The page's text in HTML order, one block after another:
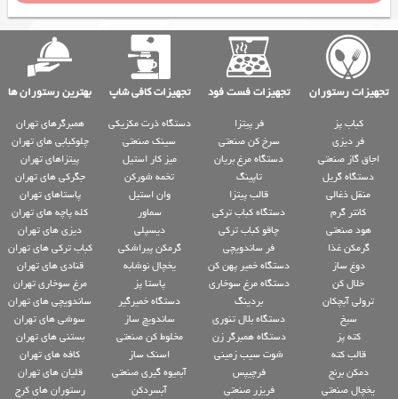
تجهیزات رستوران تجهیزات فست فود تجهیزات کافی شاپ بهترین رستوران ها
کباب پز
فر دیزی
اجاق گاز صنعتی
دستگاه گریل
منقل ذغالی
کانتر گرم
هود صنعتی
گرمکن غذا
دوغ ساز
خلال کن
ترولی آبچکان
سیخ
کته پز
قالب کته
دمکن برنج
یخچال صنعتی
فر پیتزا
سرخ کن صنعتی
دستگاه مرغ بریان
تاپینگ
قالب پیتزا
دستگاه کباب ترکی
چاقو کباب ترکی
فر ساندویچی
دستگاه خمیر پهن کن
دستگاه مرغ سوخاری
بردینگ
دستگاه بلال تنوری
دستگاه همبرگر زن
شوت سیب زمینی
فرچیپس
فریزر صنعتی
دستگاه ذرت مکزیکی
سینک صنعتی
میز کار استیل
تخمه شورکن
وان استیل
سماور
دیسپلی
گرمکن پیراشکی
یخچال نوشابه
پاستا پز
دستگاه خمیرگیر
ساندویچ ساز
مخلوط کن صنعتی
اسنک ساز
آبمیوه گیری صنعتی
آبسردکن
همبرگرهای تهران
چلوکبابی های تهران
پیتزاهای تهران
جگرکی های تهران
پاستاهای تهران
کله پاچه های تهران
دیزی های تهران
کباب ترکی های تهران
قنادی های تهران
مرغ سوخاری تهران
ساندویچی های تهران
سوشی های تهران
بستنی های تهران
کافه های تهران
قلیان های تهران
رستوران های کرج